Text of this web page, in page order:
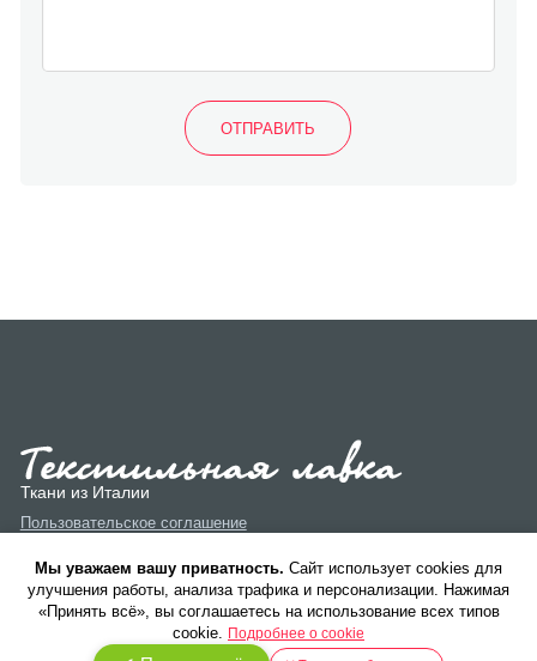
Ткани из Италии
Пользовательское соглашение
Политика конфиденциальности
Мы уважаем вашу приватность. Cайт использует cookies для
улучшения работы, анализа трафика и персонализации. Нажимая
«Принять всё», вы соглашаетесь на использование всех типов
cookie. Подробнее о cookie